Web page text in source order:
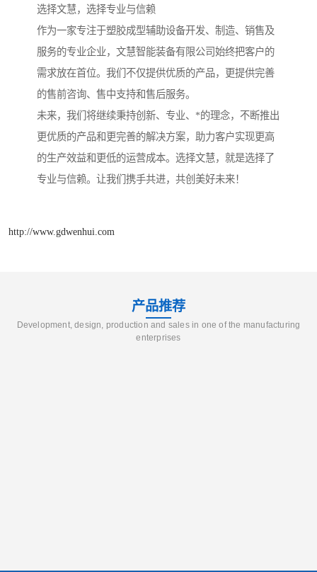
选择文慧，选择专业与信赖
作为一家专注于塑胶成型辅助设备开发、制造、销售及
服务的专业企业，文慧智能装备有限公司始终把客户的
需求放在首位。我们不仅提供优质的产品，更提供完善
的售前咨询、售中支持和售后服务。
未来，我们将继续秉持创新、专业、*的理念，不断推出
更优质的产品和更完善的解决方案，助力客户实现更高
的生产效益和更低的运营成本。选择文慧，就是选择了
专业与信赖。让我们携手共进，共创美好未来！
http://www.gdwenhui.com
产品推荐
Development, design, production and sales in one of the manufacturing
enterprises